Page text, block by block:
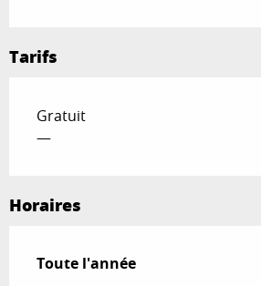
Tarifs
Gratuit
—
Horaires
Toute l'année
Toute l'année